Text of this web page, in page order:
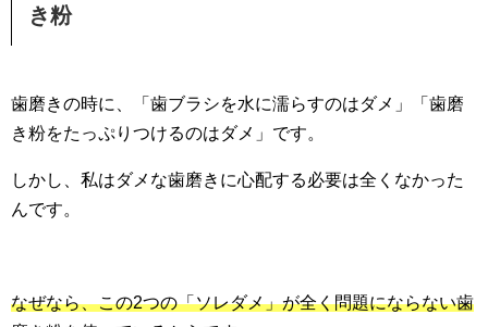
き粉
歯磨きの時に、「歯ブラシを水に濡らすのはダメ」「歯磨
き粉をたっぷりつけるのはダメ」です。
しかし、私はダメな歯磨きに心配する必要は全くなかった
んです。
なぜなら、この2つの「ソレダメ」が全く問題にならない歯